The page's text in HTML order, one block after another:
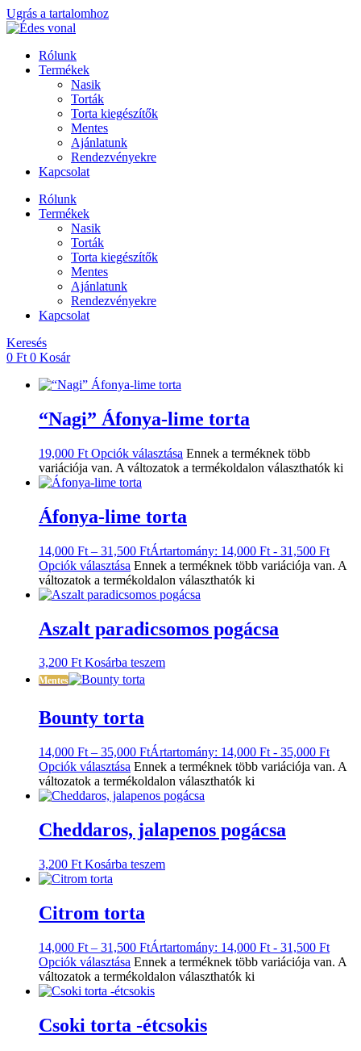
Ugrás a tartalomhoz
Rólunk
Termékek
Nasik
Torták
Torta kiegészítők
Mentes
Ajánlatunk
Rendezvényekre
Kapcsolat
Rólunk
Termékek
Nasik
Torták
Torta kiegészítők
Mentes
Ajánlatunk
Rendezvényekre
Kapcsolat
Keresés
0 Ft 0 Kosár
“Nagi” Áfonya-lime torta
19,000 Ft Opciók választása Ennek a terméknek több
variációja van. A változatok a termékoldalon választhatók ki
Áfonya-lime torta
14,000 Ft – 31,500 FtÁrtartomány: 14,000 Ft - 31,500 Ft
Opciók választása Ennek a terméknek több variációja van. A
változatok a termékoldalon választhatók ki
Aszalt paradicsomos pogácsa
3,200 Ft Kosárba teszem
Mentes
Bounty torta
14,000 Ft – 35,000 FtÁrtartomány: 14,000 Ft - 35,000 Ft
Opciók választása Ennek a terméknek több variációja van. A
változatok a termékoldalon választhatók ki
Cheddaros, jalapenos pogácsa
3,200 Ft Kosárba teszem
Citrom torta
14,000 Ft – 31,500 FtÁrtartomány: 14,000 Ft - 31,500 Ft
Opciók választása Ennek a terméknek több variációja van. A
változatok a termékoldalon választhatók ki
Csoki torta -étcsokis